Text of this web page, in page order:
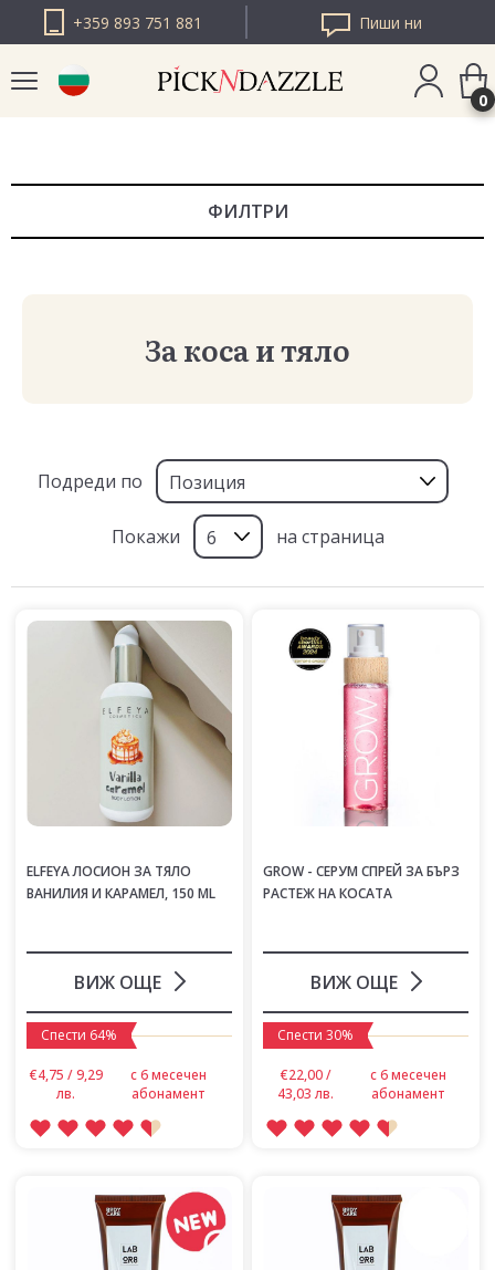
+359 893 751 881 Пиши ни
PICK N DAZZLE
PICK N DAZZLE
0
ФИЛТРИ
За коса и тяло
Подреди по
Покажи на страница
ELFEYA ЛОСИОН ЗА ТЯЛО
ВАНИЛИЯ И КАРАМЕЛ, 150 ML
ВИЖ ОЩЕ
Спести 64%
€4,75 / 9,29
лв.
с 6 месечен
абонамент
GROW - СЕРУМ СПРЕЙ ЗА БЪРЗ
РАСТЕЖ НА КОСАТА
ВИЖ ОЩЕ
Спести 30%
€22,00 /
43,03 лв.
с 6 месечен
абонамент